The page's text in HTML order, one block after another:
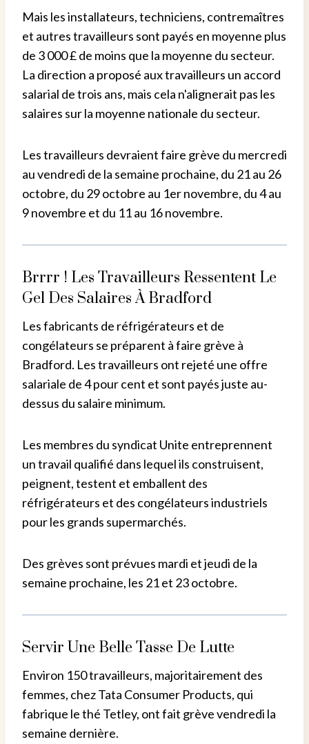
Mais les installateurs, techniciens, contremaîtres
et autres travailleurs sont payés en moyenne plus
de 3 000 £ de moins que la moyenne du secteur.
La direction a proposé aux travailleurs un accord
salarial de trois ans, mais cela n'alignerait pas les
salaires sur la moyenne nationale du secteur.
Les travailleurs devraient faire grève du mercredi
au vendredi de la semaine prochaine, du 21 au 26
octobre, du 29 octobre au 1er novembre, du 4 au
9 novembre et du 11 au 16 novembre.
Brrrr ! Les Travailleurs Ressentent Le
Gel Des Salaires À Bradford
Les fabricants de réfrigérateurs et de
congélateurs se préparent à faire grève à
Bradford. Les travailleurs ont rejeté une offre
salariale de 4 pour cent et sont payés juste au-
dessus du salaire minimum.
Les membres du syndicat Unite entreprennent
un travail qualifié dans lequel ils construisent,
peignent, testent et emballent des
réfrigérateurs et des congélateurs industriels
pour les grands supermarchés.
Des grèves sont prévues mardi et jeudi de la
semaine prochaine, les 21 et 23 octobre.
Servir Une Belle Tasse De Lutte
Environ 150 travailleurs, majoritairement des
femmes, chez Tata Consumer Products, qui
fabrique le thé Tetley, ont fait grève vendredi la
semaine dernière.